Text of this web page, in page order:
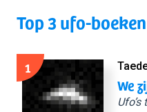
Top 3 ufo-boeken
1
We